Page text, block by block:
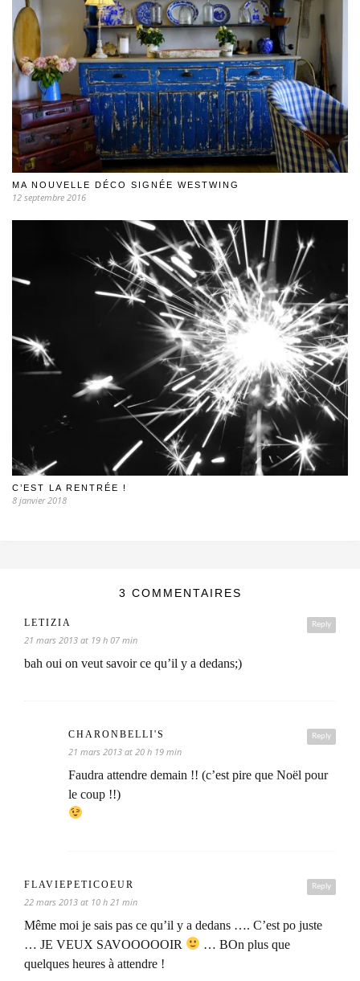
MA NOUVELLE DÉCO SIGNÉE WESTWING
12 septembre 2016
C’EST LA RENTRÉE !
8 janvier 2018
3 COMMENTAIRES
Reply
LETIZIA
21 mars 2013 at 19 h 07 min
bah oui on veut savoir ce qu’il y a dedans;)
Reply
CHARONBELLI'S
21 mars 2013 at 20 h 19 min
Faudra attendre demain !! (c’est pire que Noël pour
le coup !!)
Reply
FLAVIEPETICOEUR
22 mars 2013 at 10 h 21 min
Même moi je sais pas ce qu’il y a dedans …. C’est po juste
… JE VEUX SAVOOOOOIR
… BOn plus que
quelques heures à attendre !